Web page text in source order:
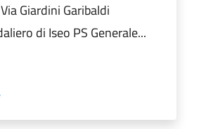
Via Giardini Garibaldi
di Iseo PS Generale...